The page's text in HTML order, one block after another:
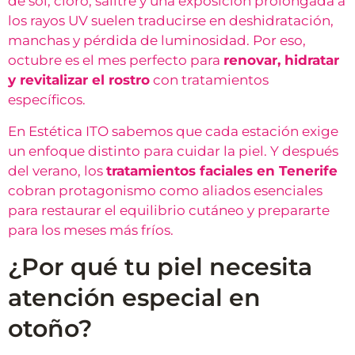
los rayos UV suelen traducirse en deshidratación,
manchas y pérdida de luminosidad. Por eso,
octubre es el mes perfecto para renovar, hidratar
y revitalizar el rostro con tratamientos
específicos.
En Estética ITO sabemos que cada estación exige
un enfoque distinto para cuidar la piel. Y después
del verano, los tratamientos faciales en Tenerife
cobran protagonismo como aliados esenciales
para restaurar el equilibrio cutáneo y prepararte
para los meses más fríos.
¿Por qué tu piel necesita
atención especial en
otoño?